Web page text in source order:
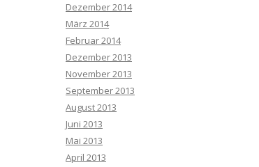
Dezember 2014
März 2014
Februar 2014
Dezember 2013
November 2013
September 2013
August 2013
Juni 2013
Mai 2013
April 2013